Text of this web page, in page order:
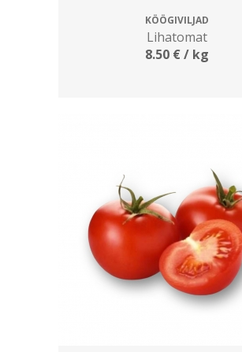
KÖÖGIVILJAD
Lihatomat
8.50 €/ kg